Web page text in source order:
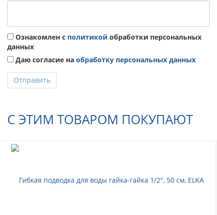
Ознакомлен с политикой обработки персональных
данных
Даю согласие на обработку персональных данных
Отправить
С ЭТИМ ТОВАРОМ ПОКУПАЮТ